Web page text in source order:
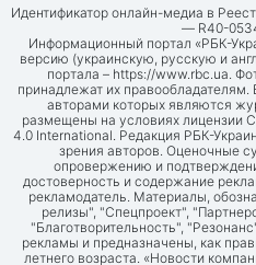
Идентификатор онлайн-медиа в
— R40-
Информационный портал «РБК-
версию (украинскую, русскую и
портала – https://www.rbc.ua.
принадлежат их правообладателям.
авторами которых являются
размещены на условиях лицензии
4.0 International. Редакция РБК-
зрения авторов. Оценочные
опровержению и
достоверность и содержание
рекламодатель. Материалы,
релизы", "Спецпроект",
"Благотворительность",
рекламы и предназначены, как
летнего возраста. «Новости